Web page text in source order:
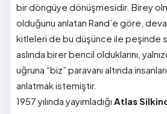
bir döngüye dönüşmesidir. Birey
olduğunu anlatan Rand’e göre,
kitleleri de bu düşünce ile peşinde
aslında birer bencil olduklarını,
uğruna “biz” paravanı altında insanları
anlatmak istemiştir.
1957 yılında yayımladığı Atlas